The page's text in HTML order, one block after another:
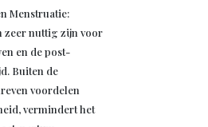
Menstruatie:
zeer nuttig zijn voor
en de post-
Buiten de
voordelen
vermindert het